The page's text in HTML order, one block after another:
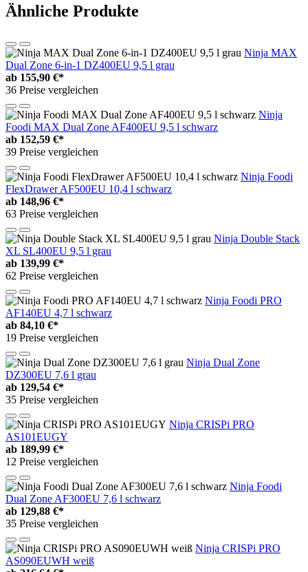
Ähnliche Produkte
Ninja MAX
Dual Zone 6-in-1 DZ400EU 9,5 l grau
ab 155,90 €*
36 Preise vergleichen
Ninja
Foodi MAX Dual Zone AF400EU 9,5 l schwarz
ab 152,59 €*
39 Preise vergleichen
Ninja Foodi
FlexDrawer AF500EU 10,4 l schwarz
ab 148,96 €*
63 Preise vergleichen
Ninja Double Stack
XL SL400EU 9,5 l grau
ab 139,99 €*
62 Preise vergleichen
Ninja Foodi PRO
AF140EU 4,7 l schwarz
ab 84,10 €*
19 Preise vergleichen
Ninja Dual Zone
DZ300EU 7,6 l grau
ab 129,54 €*
35 Preise vergleichen
Ninja CRISPi PRO
AS101EUGY
ab 189,99 €*
12 Preise vergleichen
Ninja Foodi
Dual Zone AF300EU 7,6 l schwarz
ab 129,88 €*
35 Preise vergleichen
Ninja CRISPi PRO
AS090EUWH weiß